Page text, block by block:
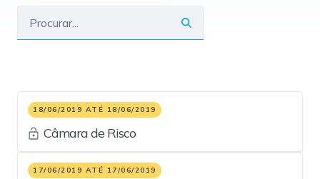
18/06/2019 ATÉ 18/06/2019
Câmara de Risco
17/06/2019 ATÉ 17/06/2019